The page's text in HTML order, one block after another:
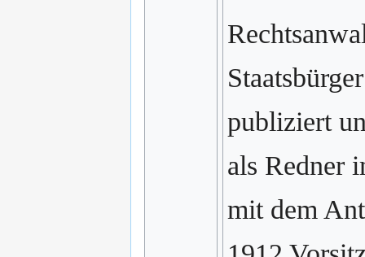
publiziert
als Redner
mit dem